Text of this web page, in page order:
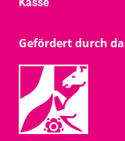
Kasse
Gefördert durch